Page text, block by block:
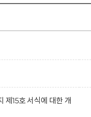
제15호 서식에 대한 개